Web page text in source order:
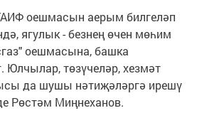
оешмасын аерым билгеләп
ягулык - безнең өчен мөһим
оешмасына, башка
Юлчылар, төзүчеләр, хезмәт
да шушы нәтиҗәләргә ирешү
Рөстәм Миңнеханов.